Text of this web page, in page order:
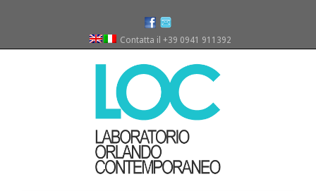
Contatta il +39 0941 911392